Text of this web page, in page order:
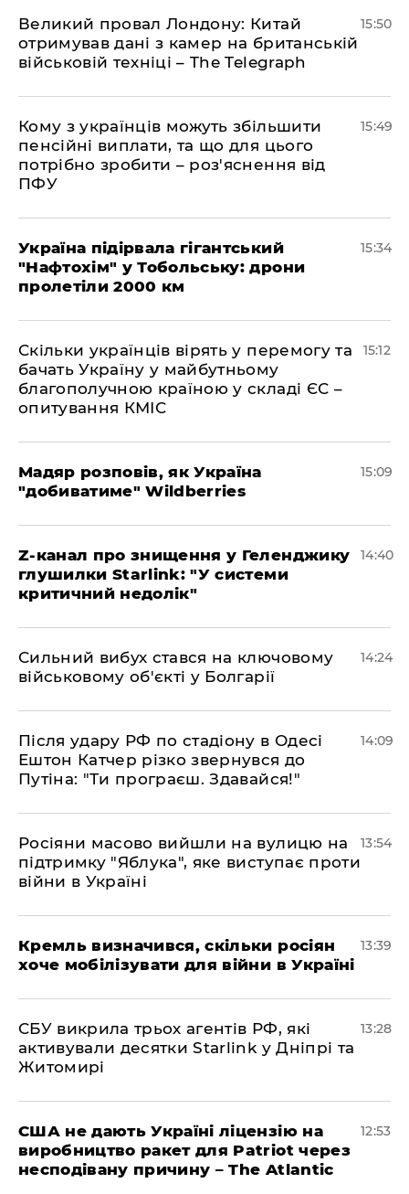
Великий провал Лондону: Китай
отримував дані з камер на британській
військовій техніці – The Telegraph
15:50
Кому з українців можуть збільшити
пенсійні виплати, та що для цього
потрібно зробити – роз'яснення від
ПФУ
15:49
Україна підірвала гігантський
"Нафтохім" у Тобольську: дрони
пролетіли 2000 км
15:34
Скільки українців вірять у перемогу та
бачать Україну у майбутньому
благополучною країною у складі ЄС –
опитування КМІС
15:12
Мадяр розповів, як Україна
"добиватиме" Wildberries
15:09
Z-канал про знищення у Геленджику
глушилки Starlink: "У системи
критичний недолік"
14:40
Сильний вибух стався на ключовому
військовому об'єкті у Болгарії
14:24
Після удару РФ по стадіону в Одесі
Ештон Катчер різко звернувся до
Путіна: "Ти програєш. Здавайся!"
14:09
Росіяни масово вийшли на вулицю на
підтримку "Яблука", яке виступає проти
війни в Україні
13:54
Кремль визначився, скільки росіян
хоче мобілізувати для війни в Україні
13:39
СБУ викрила трьох агентів РФ, які
активували десятки Starlink у Дніпрі та
Житомирі
13:28
США не дають Україні ліцензію на
виробництво ракет для Patriot через
несподівану причину – The Atlantic
12:53